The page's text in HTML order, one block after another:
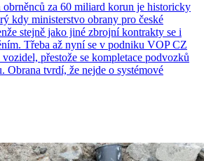
obrněnců za 60 miliard korun je historicky
kdy ministerstvo obrany pro české
stejně jako jiné zbrojní kontrakty se i
Třeba až nyní se v podniku VOP CZ
přestože se kompletace podvozků
Obrana tvrdí, že nejde o systémové